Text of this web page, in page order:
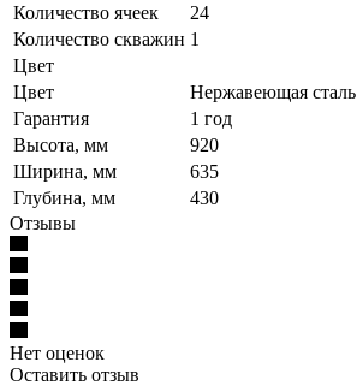
Количество ячеек
24
Количество скважин 1
Цвет
Цвет
Нержавеющая сталь
Гарантия
1 год
Высота, мм
920
Ширина, мм
635
Глубина, мм
430
Отзывы
Нет оценок
Оставить отзыв